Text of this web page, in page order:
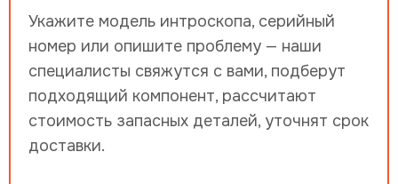
Укажите модель интроскопа, серийный
номер или опишите проблему — наши
специалисты свяжутся с вами, подберут
подходящий компонент, рассчитают
стоимость запасных деталей, уточнят срок
доставки.